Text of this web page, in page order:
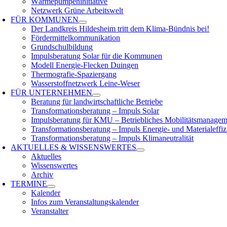
Netzwerk Grüne Arbeitswelt
FÜRKOMMUNEN
Der Landkreis Hildesheim tritt dem Klima-Bündnis bei!
Fördermittelkommunikation
Grundschulbildung
Impulsberatung Solar für die Kommunen
Modell Energie-Flecken Duingen
Thermografie-Spaziergang
Wasserstoffnetzwerk Leine-Weser
FÜRUNTERNEHMEN
Beratung für landwirtschaftliche Betriebe
Transformationsberatung – Impuls Solar
Impulsberatung für KMU – Betriebliches
Transformationsberatung – Impuls Energie- und
Transformationsberatung – Impuls Klimaneutralität
AKTUELLES &WISSENSWERTES
Aktuelles
Wissenswertes
Archiv
TERMINE
Kalender
Infos zum Veranstaltungskalender
Veranstalter